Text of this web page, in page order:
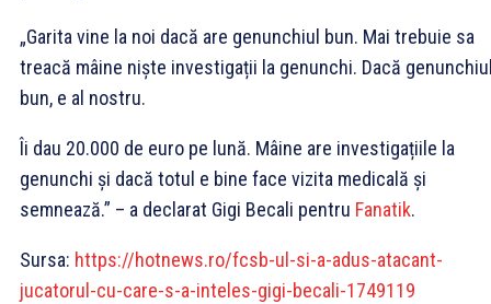
„Garita vine la noi dacă are genunchiul bun. Mai trebuie sa
treacă mâine niște investigații la genunchi. Dacă
bun, e al nostru.
Îi dau 20.000 de euro pe lună. Mâine are investigațiile la
genunchi și dacă totul e bine face vizita medicală și
semnează.” – a declarat Gigi Becali pentru Fanatik.
Sursa: https://hotnews.ro/fcsb-ul-si-a-adus-atacant-
jucatorul-cu-care-s-a-inteles-gigi-becali-1749119